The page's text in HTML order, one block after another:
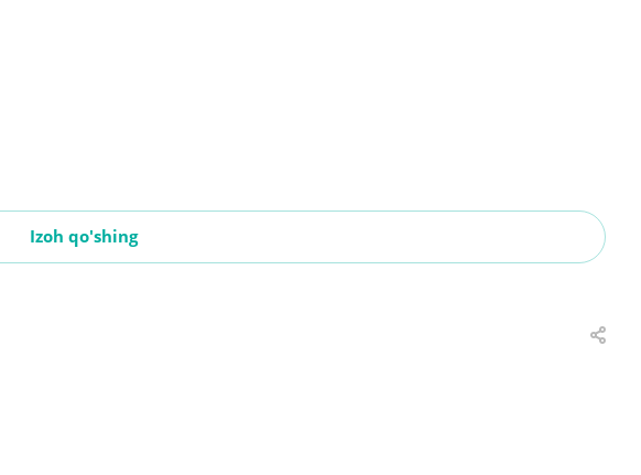
Izoh qo'shing